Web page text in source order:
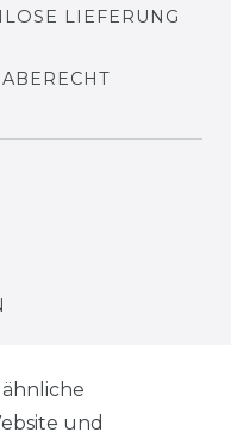
LIEFERUNG
und